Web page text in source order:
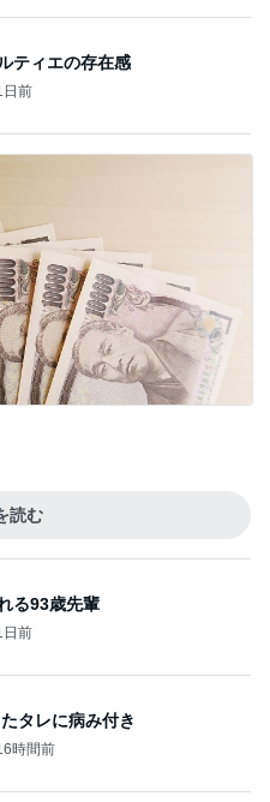
ティエの存在感
日前
読む
る93歳先輩
日前
タレに病み付き
時間前